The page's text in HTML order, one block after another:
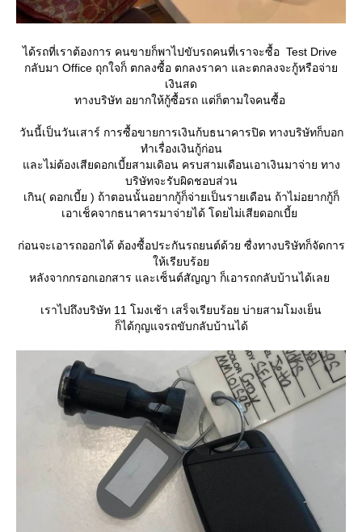
ได้รถที่เราต้องการ คนขายก็พาไปขับรถคนที่เราจะซื้อ Test Drive
กลับมา Office ถุกใจก็ ตกลงซื้อ ตกลงราคา และตกลงจะกู้หรือจ่า
เงินสด
ทางบริษัท อยากให้กู้ซื้อรถ แต่ก็ตามใจคนซื้อ
วันนี้เป็นวันเสาร์ การซื้อขายการเงินก้บธนาคารปิด ทางบริษัทก็บอก
ทำเรื่องเงินกู้ก่อน
ละไม่ต้องเสียดอกเบี้ยสามเดิอน ครบสามเดือนเอาเงินมาจ่าย ทาง
บริษัทจะรับผิดชอบส่วน
เกิน​( ดอกเบี้ย ) ถ้าตอนนั้นอยากกู้ก็จ่ายเป็นรายเดือน ถ้าไม่อยากกู้ก็
เอาเช็คจากธนาคารมาจ่ายได้ โดยไม่เสียดอกเบี้
ก่อนจะเอารถออกได้ ต้องซื้อประกันรถยนต์ด้วย ซื่งทางบริษัทก็จัดการ
ห้เรียบร้อ
หลังจากกรอกเอกสาร และเซ็นต์สัญญา ก็เอารถกลับบ้านได้เล
เราไปถึงบริษัท 11 โมงเช้า เสร็จเรียบร้อย บ่ายสามโมงเย็น
ก็ได้กุญแจรถขับกลับบ้านได้